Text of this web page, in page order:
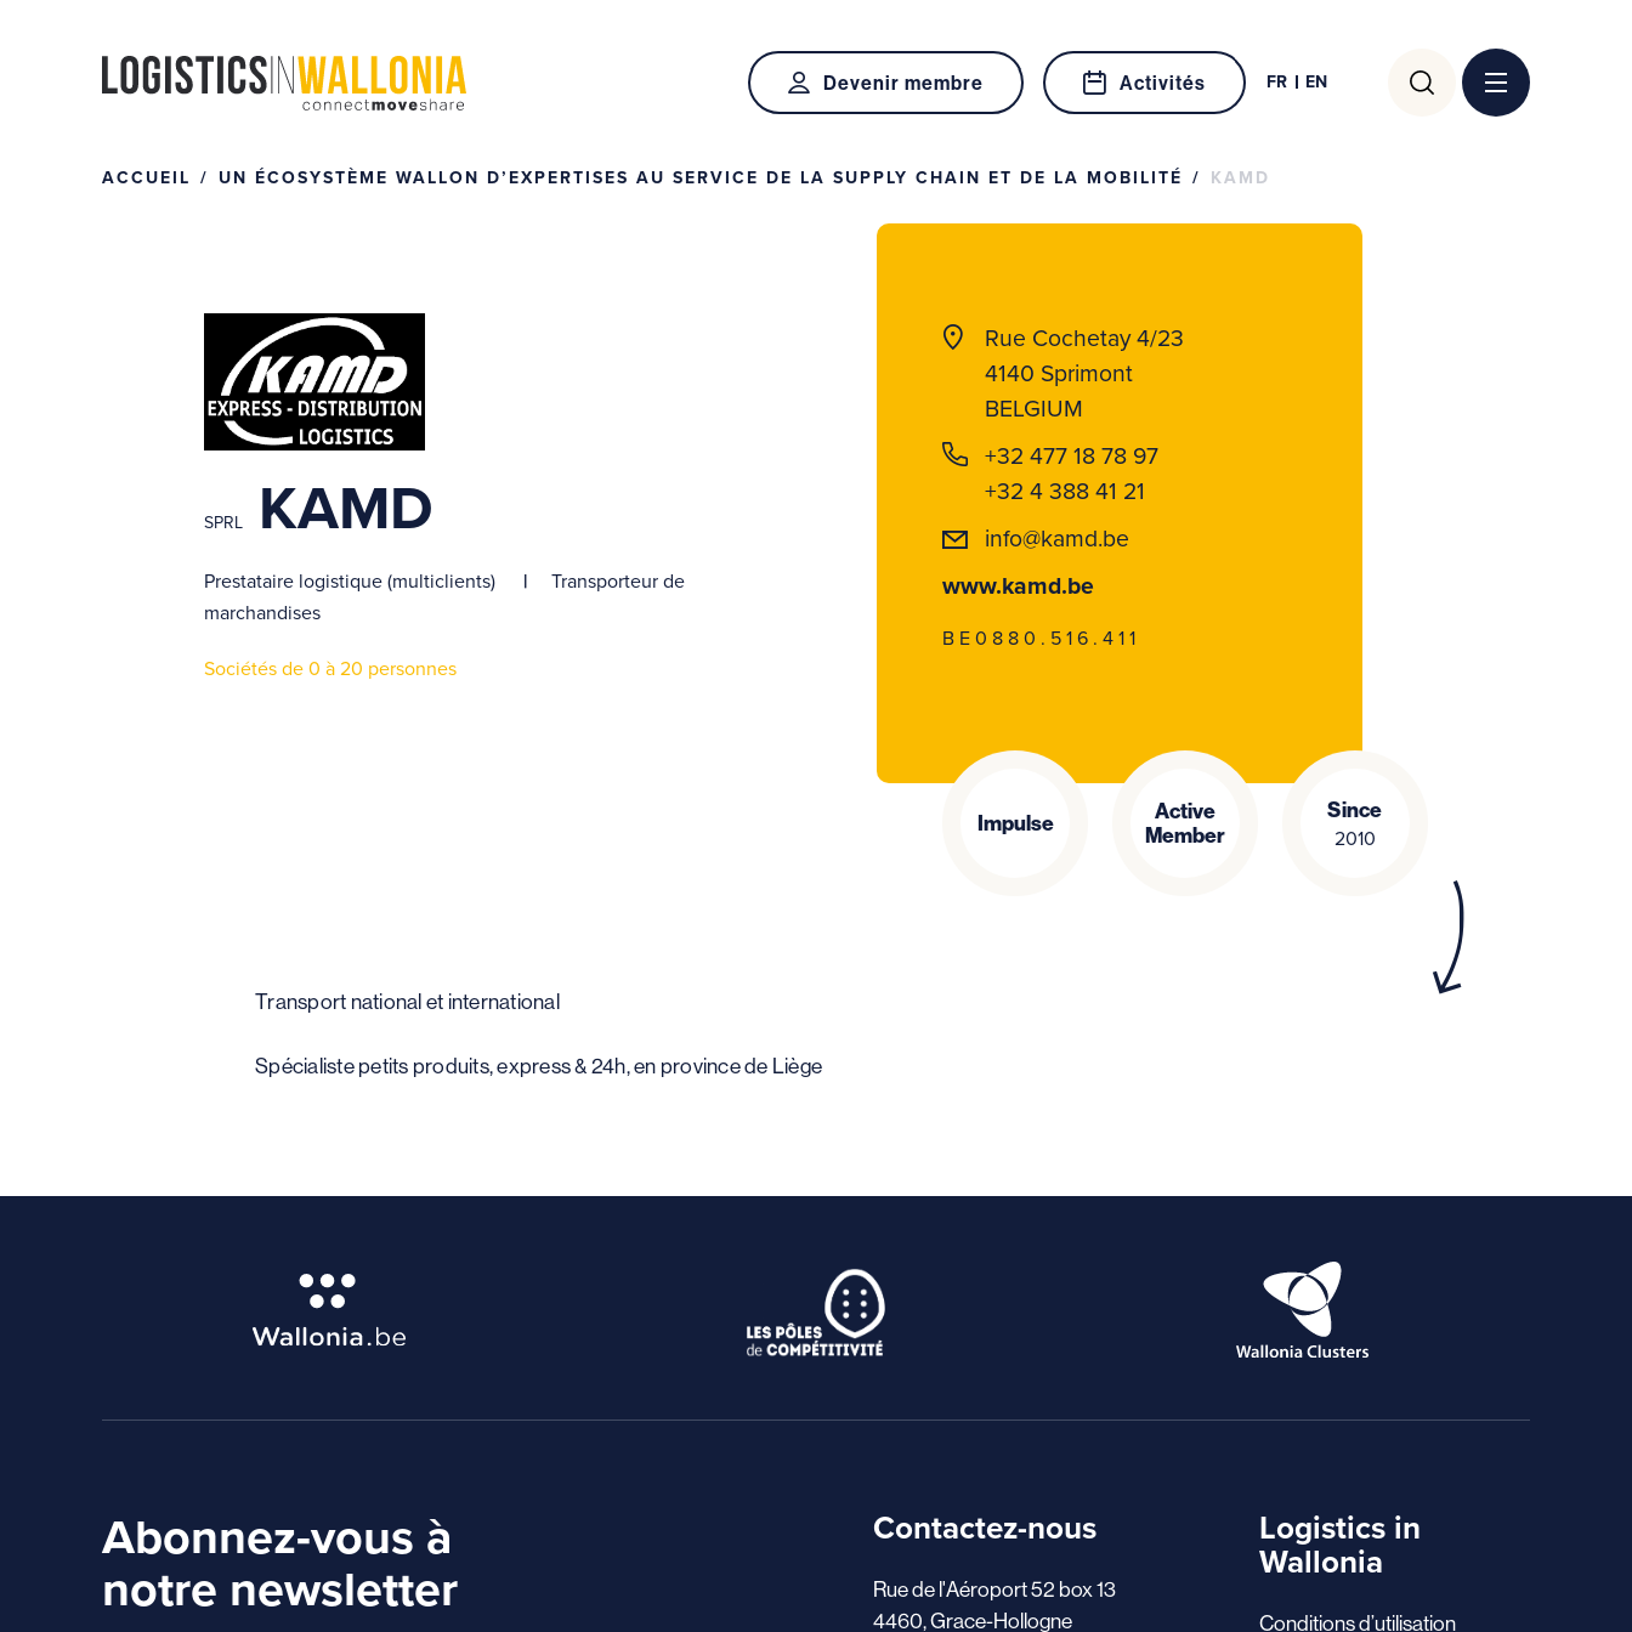
Devenir membre Activités FR EN
Rechercher :
ACCUEIL UN ÉCOSYSTÈME WALLON D’EXPERTISES AU SERVICE DE LA SUPPLY CHAIN ET DE LA MOBILITÉ KAMD
SPRL KAMD
Prestataire logistique (multiclients)
Transporteur de
marchandises
Sociétés de 0 à 20 personnes
Rue Cochetay 4/23
4140 Sprimont
BELGIUM
+32 477 18 78 97
+32 4 388 41 21
info@kamd.be
www.kamd.be
BE0880.516.411
Impulse
Active
Member
Since
2010
Transport national et international
Spécialiste petits produits, express & 24h, en province de Liège
Abonnez-vous à
notre newsletter
Contactez-nous
Rue de l'Aéroport 52 box 13
4460, Grace-Hollogne
Logistics in
Wallonia
Conditions d’utilisation